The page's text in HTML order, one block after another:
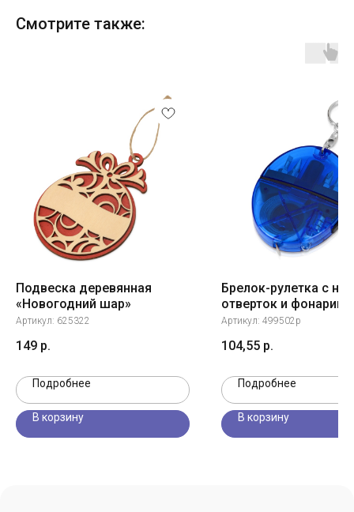
Смотрите также:
Подвеска деревянная
«Новогодний шар»
Артикул: 625322
149 р.
Подробнее
В корзину
Брелок-рулетка с
отверток и
синий
Артикул: 499502p
104,55 р.
Подробнее
В корзину